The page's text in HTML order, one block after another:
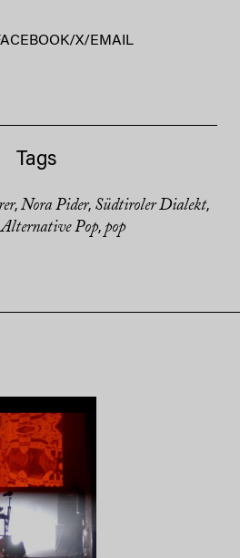
/X/EMAIL
Tags
,Nora Pider, Südtiroler Dialekt,
Alternative Pop, pop